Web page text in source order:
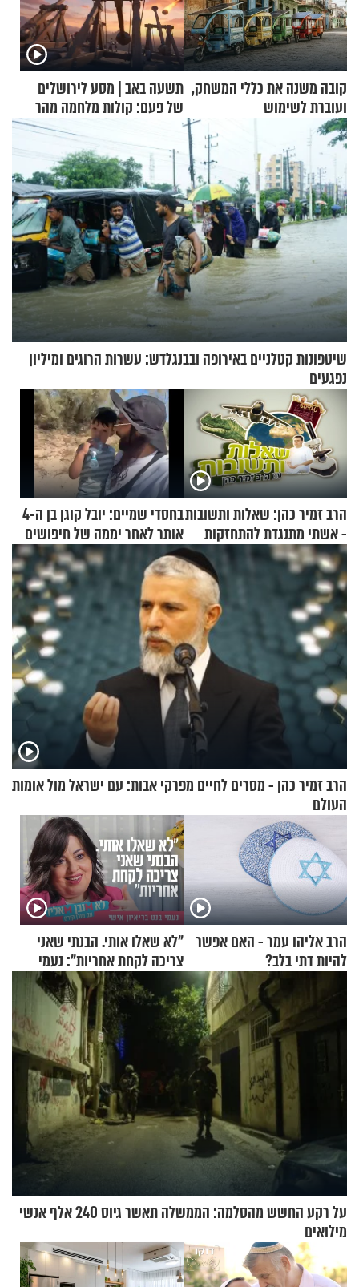
קובה משנה את כללי המשחק,
ועוברת לשימוש
בתלת־אופנועים סולאריים
תשעה באב | מסע לירושלים
של פעם: קולות מלחמה מהר
הזיתים
שיטפונות קטלניים באירופה ובבנגלדש: עשרות הרוגים ומיליון
נפגעים
הרב זמיר כהן: שאלות ותשובות
- אשתי מתנגדת להתחזקות
שלי
בחסדי שמיים: יובל קוגן בן ה-4
אותר לאחר יממה של חיפושים
הרב זמיר כהן - מסרים לחיים מפרקי אבות: עם ישראל מול אומות
העולם
הרב אליהו עמר - האם אפשר
להיות דתי בלב?
"לא שאלו אותי. הבנתי שאני
צריכה לקחת אחריות": נעמי
בנט בריאיון אישי
על רקע החשש מהסלמה: הממשלה תאשר גיוס 240 אלף אנשי
מילואים